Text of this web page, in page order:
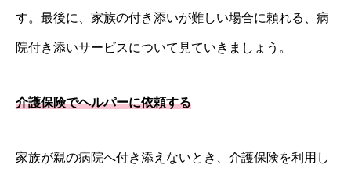
す。最後に、家族の付き添いが難しい場合に頼れる、病
院付き添いサービスについて見ていきましょう。
介護保険でヘルパーに依頼する
家族が親の病院へ付き添えないとき、介護保険を利用し